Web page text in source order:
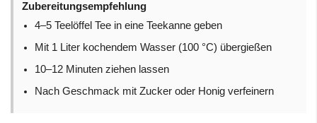
Zubereitungsempfehlung
4–5 Teelöffel Tee in eine Teekanne geben
Mit 1 Liter kochendem Wasser (100 °C) übergießen
10–12 Minuten ziehen lassen
Nach Geschmack mit Zucker oder Honig verfeinern